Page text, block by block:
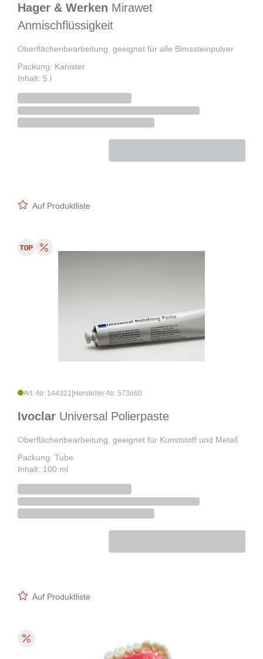
Hager & Werken Mirawet
Anmischflüssigkeit
Oberflächenbearbeitung, geeignet für alle Bimssteinpulver
Packung: Kanister
Inhalt: 5 l
Auf Produktliste
Art.-Nr. 144321 Hersteller-Nr. 573660
Ivoclar Universal Polierpaste
Oberflächenbearbeitung, geeignet für Kunststoff und Metall
Packung: Tube
Inhalt: 100 ml
Auf Produktliste